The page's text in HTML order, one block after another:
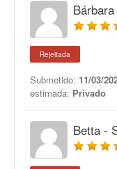
Rejeitada
Submetido: 11/03/
estimada: Privado
Betta -